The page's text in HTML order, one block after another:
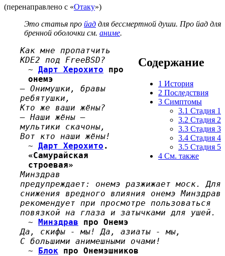
(перенаправлено с «Отаку»)
Это статья про йад для бессмертной души. Про йад для
бренной оболочки см. аниме.
Содержание
1 История
2 Последствия
3 Симптомы
3.1 Стадия 1
3.2 Стадия 2
3.3 Стадия 3
3.4 Стадия 4
3.5 Стадия 5
4 См. также
Как мне пропатчить
KDE2 под FreeBSD?
~ Дарт Херохито про
онемэ
— Онимушки, бравы
ребятушки,
Кто же ваши жёны?
— Наши жёны —
мультики скачоны,
Вот кто наши жёны!
~ Дарт Херохито .
«Самурайская
строевая»
Минздрав
предупреждает: онемэ разжижает моск. Для
снижения вредного влияния онемэ Минздрав
рекомендует при просмотре пользоваться
повязкой на глаза и затычками для ушей.
~ Минздрав про Онемэ
Да, скифы - мы! Да, азиаты - мы,
С большими анимешными очами!
~ Блок про Онемэшников